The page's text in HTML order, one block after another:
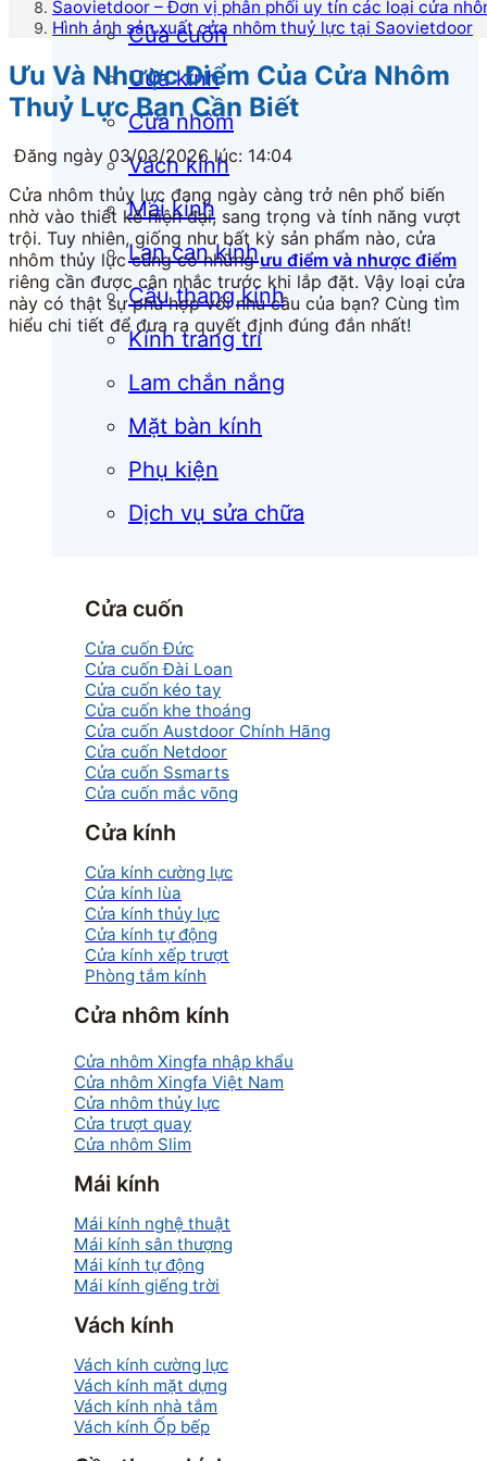
Cửa cuốn
Cửa kính
Cửa nhôm
Vách kính
Mái kính
Lan can kính
Cầu thang kính
Kính trang trí
Lam chắn nắng
Mặt bàn kính
Phụ kiện
Dịch vụ sửa chữa
Cửa cuốn
Cửa cuốn Đức
Cửa cuốn Đài Loan
Cửa cuốn kéo tay
Cửa cuốn khe thoáng
Cửa cuốn Austdoor Chính Hãng
Cửa cuốn Netdoor
Cửa cuốn Ssmarts
Cửa cuốn mắc võng
Cửa kính
Cửa kính cường lực
Cửa kính lùa
Cửa kính thủy lực
Cửa kính tự động
Cửa kính xếp trượt
Phòng tắm kính
Cửa nhôm kính
Cửa nhôm Xingfa nhập khẩu
Cửa nhôm Xingfa Việt Nam
Cửa nhôm thủy lực
Cửa trượt quay
Cửa nhôm Slim
Mái kính
Mái kính nghệ thuật
Mái kính sân thượng
Mái kính tự động
Mái kính giếng trời
Vách kính
Vách kính cường lực
Vách kính mặt dựng
Vách kính nhà tắm
Vách kính Ốp bếp
Saovietdoor – Đơn vị phân phối uy tín các loại cửa
Hình ảnh sản xuất cửa nhôm thuỷ lực tại Saovietdoor
Ưu Và Nhược Điểm Của Cửa Nhôm
Thuỷ Lực Bạn Cần Biết
Đăng ngày 03/03/2026 lúc: 14:04
Cửa nhôm thủy lực đang ngày càng trở nên phổ biến
nhờ vào thiết kế hiện đại, sang trọng và tính năng vượt
trội. Tuy nhiên, giống như bất kỳ sản phẩm nào, cửa
nhôm thủy lực cũng có nhữngưu điểm và nhược điểm
riêng cần được cân nhắc trước khi lắp đặt. Vậy loại cửa
này có thật sự phù hợp với nhu cầu của bạn? Cùng tìm
hiểu chi tiết để đưa ra quyết định đúng đắn nhất!